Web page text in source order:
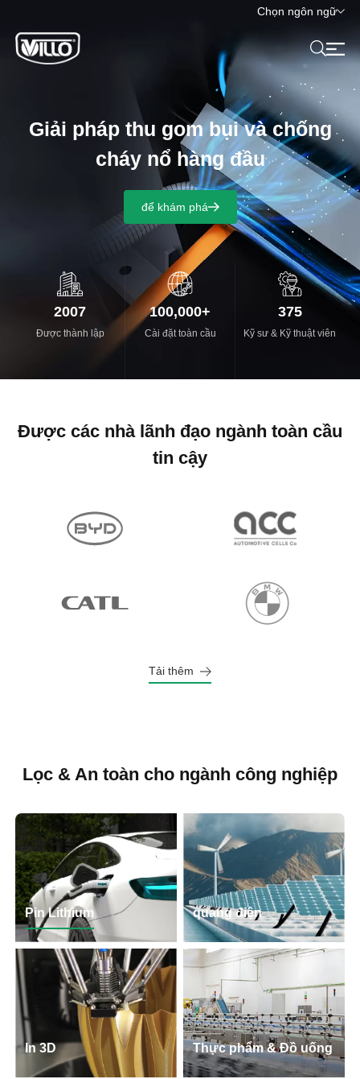
Chọn ngôn ngữ
Giải pháp thu gom bụi và chống
cháy nổ hàng đầu
để khám phá
2007
Được thành lập
100,000+
Cài đặt toàn cầu
375
Kỹ sư & Kỹ thuật viên
Được các nhà lãnh đạo ngành toàn cầu
tin cậy
Tải thêm
Lọc & An toàn cho ngành công nghiệp
Pin Lithium quang điện
In 3D Thực phẩm & Đồ uống